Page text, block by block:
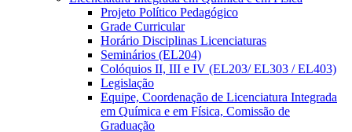
Projeto Político Pedagógico
Grade Curricular
Horário Disciplinas Licenciaturas
Seminários (EL204)
Colóquios II, III e IV (EL203/ EL303 / EL403)
Legislação
Equipe, Coordenação de Licenciatura Integrada
em Química e em Física, Comissão de
Graduação